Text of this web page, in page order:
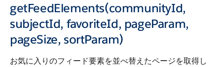
getFeedElements(communityId,
subjectId, favoriteId, pageParam,
pageSize, sortParam)
お気に入りのフィード要素を並べ替えたページを取得し